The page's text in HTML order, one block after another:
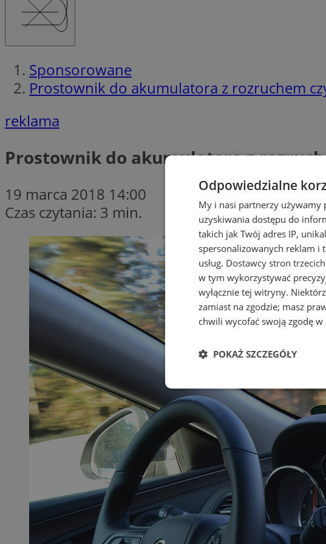
Sponsorowane
Prostownik do akumulatora z rozruchem
reklama
Prostownik do akumulatora z
19 marca 2018 14:00
Czas czytania: 3 min.
Odpowiedzialne
My i nasi partnerzy
uzyskiwania dostępu do
takich jak Twój adres IP,
spersonalizowanych reklam i
usług. Dostawcy stron
w tym wykorzystywać
wyłącznie tej witryny.
zamiast na zgodzie; masz
chwili wycofać swoją zgodę w
POKAŻ SZCZEGÓŁY
Niezbędne
Niezbędne
Niezbędne pliki cookie umożliwiają
zarządzanie kontem. Bez
Nazwa